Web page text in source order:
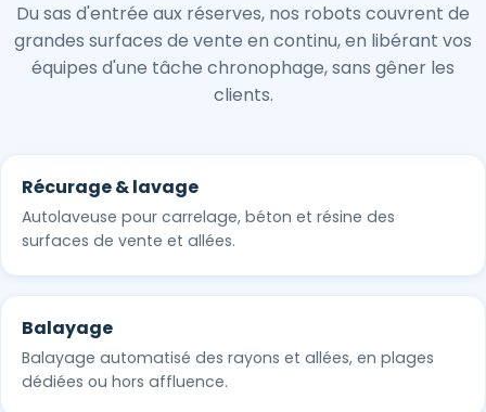
Du sas d'entrée aux réserves, nos robots couvrent de
grandes surfaces de vente en continu, en libérant vos
équipes d'une tâche chronophage, sans gêner les
clients.
Récurage & lavage
Autolaveuse pour carrelage, béton et résine des
surfaces de vente et allées.
Balayage
Balayage automatisé des rayons et allées, en plages
dédiées ou hors affluence.